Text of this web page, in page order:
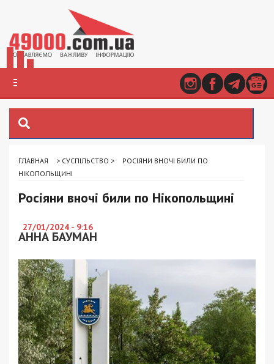
ГЛАВНАЯ > СУСПІЛЬСТВО >
РОСІЯНИ ВНОЧІ БИЛИ ПО
НІКОПОЛЬЩИНІ
Росіяни вночі били по Нікопольщині
27/01/2024 - 9:16
АННА БАУМАН